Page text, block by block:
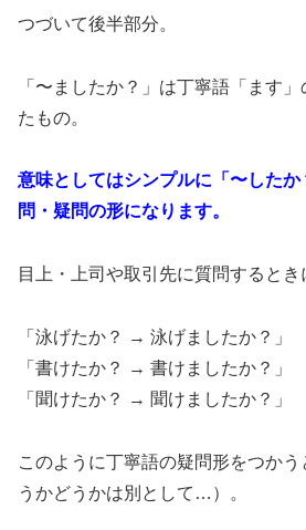
つづいて後半部分。
「〜ましたか？」は丁寧語「ます
たもの。
意味としてはシンプルに「〜した
問・疑問の形になります。
目上・上司や取引先に質問するとき
「泳げたか？ → 泳げましたか？」
「書けたか？ → 書けましたか？」
「聞けたか？ → 聞けましたか？」
このように丁寧語の疑問形をつか
うかどうかは別として…）。